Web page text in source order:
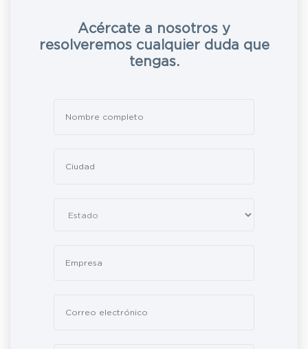
Acércate a nosotros y
resolveremos cualquier duda que
tengas.